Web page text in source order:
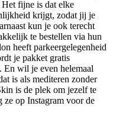
fijne is dat elke
krijgt, zodat jij je
kun je ook terecht
te bestellen via hun
heeft parkeergelegenheid
je pakket gratis
En wil je even helemaal
is als mediteren zonder
is de plek om jezelf te
ze op Instagram voor de